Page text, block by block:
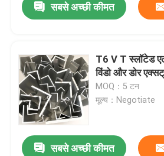
सबसे अच्छी कीमत
T6 V T स्लॉटेड
विंडो और डोर
MOQ：5 टन
मूल्य：Negotiate
सबसे अच्छी कीमत